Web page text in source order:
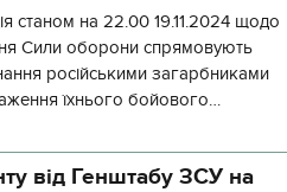
станом на 22.00 19.11.2024 щодо
Сили оборони спрямовують
російськими загарбниками
їхнього бойового
від Генштабу ЗСУ на